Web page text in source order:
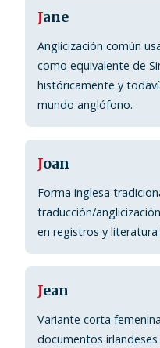
Jane
Anglicización común
como equivalente de
históricamente y
mundo anglófono.
Joan
Forma inglesa
traducción/
en registros y
Jean
Variante corta
documentos